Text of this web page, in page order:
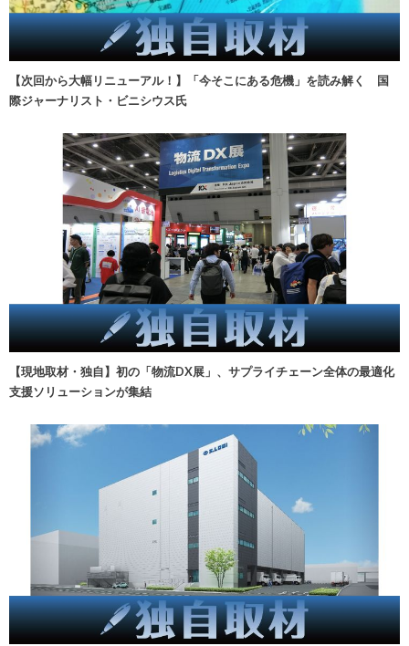
【次回から大幅リニューアル！】「今そこにある危機」を読み解く 国
際ジャーナリスト・ビニシウス氏
【現地取材・独自】初の「物流DX展」、サプライチェーン全体の最適化
支援ソリューションが集結